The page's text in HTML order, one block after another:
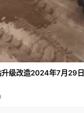
级改造2024年7月29日